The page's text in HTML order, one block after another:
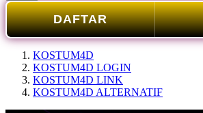
DAFTAR
KOSTUM4D
KOSTUM4D LOGIN
KOSTUM4D LINK
KOSTUM4D ALTERNATIF